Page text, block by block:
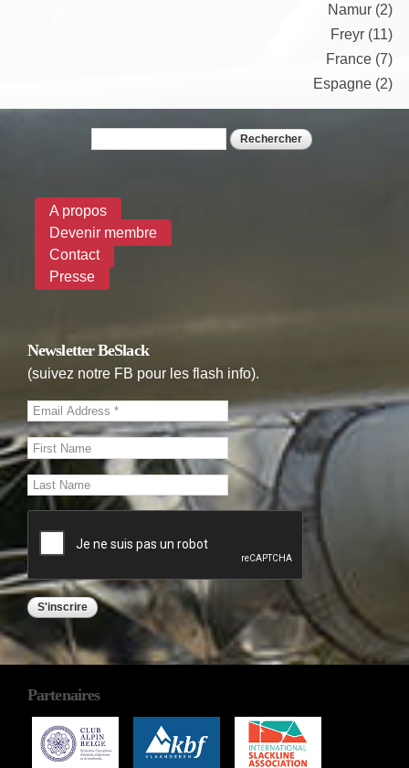
Namur (2)
Freyr (11)
France (7)
Espagne (2)
Formulaire de recherche
A propos
Devenir membre
Contact
Presse
Newsletter BeSlack
(suivez notre FB pour les flash info).
Partenaires